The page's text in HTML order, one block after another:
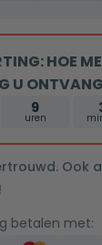
HOE
U
9
uren
Ook
betalen met: